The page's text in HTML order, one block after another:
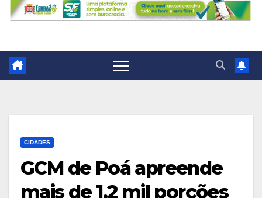
CIDADES
GCM de Poá apreende
mais de 1,2 mil porções